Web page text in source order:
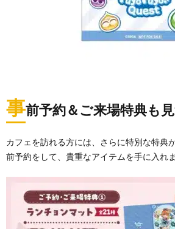
事前予約＆ご来場特典も
カフェを訪れる方には、さらに特別な特典
前予約をして、貴重なアイテムを手に入れ